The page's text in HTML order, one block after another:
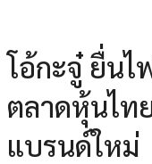
โอ้กะจู๋ ยื่นไ
ตลาดหุ้นไท
แบรนด์ใหม่